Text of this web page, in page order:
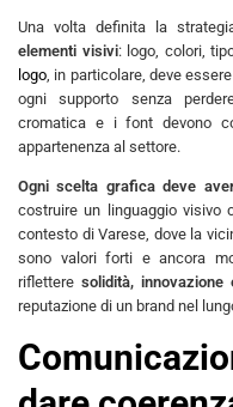
Una volta definita la
elementi visivi: logo, colori,
logo , in particolare, deve
ogni supporto senza
cromatica e i font devono
appartenenza al settore.
Ogni scelta grafica deve
costruire un linguaggio visivo
contesto di Varese, dove la
sono valori forti e ancora
riflettere solidità, innovazione
reputazione di un brand nel